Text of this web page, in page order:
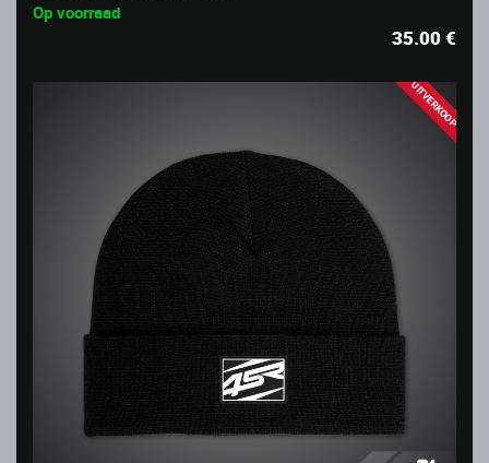
Op voorraad
35.00€
UITVERKOOP